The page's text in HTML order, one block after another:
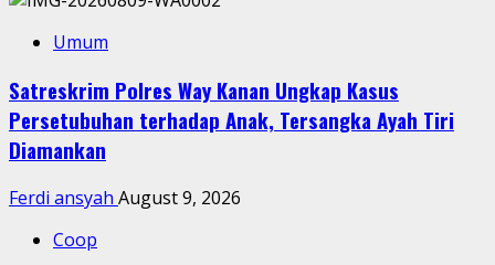
Umum
Satreskrim Polres Way Kanan Ungkap Kasus
Persetubuhan terhadap Anak, Tersangka Ayah Tiri
Diamankan
Ferdi ansyah August 9, 2026
Coop